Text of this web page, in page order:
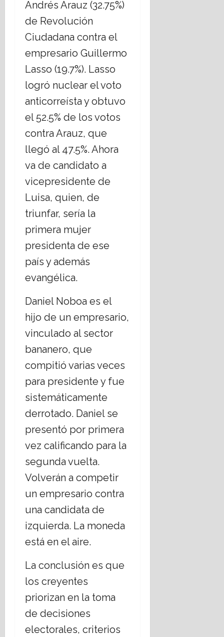
Andrés Arauz (32.75%)
de Revolución
Ciudadana contra el
empresario Guillermo
Lasso (19.7%). Lasso
logró nuclear el voto
anticorreísta y obtuvo
el 52.5% de los votos
contra Arauz, que
llegó al 47.5%. Ahora
va de candidato a
vicepresidente de
Luisa, quien, de
triunfar, sería la
primera mujer
presidenta de ese
país y además
evangélica.
Daniel Noboa es el
hijo de un empresario,
vinculado al sector
bananero, que
compitió varias veces
para presidente y fue
sistemáticamente
derrotado. Daniel se
presentó por primera
vez calificando para la
segunda vuelta.
Volverán a competir
un empresario contra
una candidata de
izquierda. La moneda
está en el aire.
La conclusión es que
los creyentes
priorizan en la toma
de decisiones
electorales, criterios